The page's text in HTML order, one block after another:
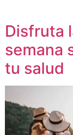
Disfruta
semana
tu salud